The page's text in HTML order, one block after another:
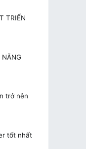
TRIỂN
NĂNG
trở nên
tốt nhất